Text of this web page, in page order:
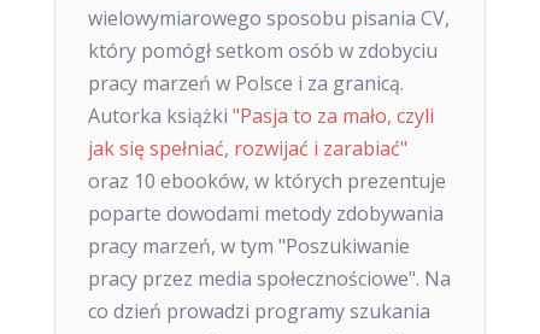
wielowymiarowego sposobu pisania CV,
który pomógł setkom osób w zdobyciu
pracy marzeń w Polsce i za granicą.
Autorka książki "Pasja to za mało, czyli
jak się spełniać, rozwijać i zarabiać"
oraz 10 ebooków, w których prezentuje
poparte dowodami metody zdobywania
pracy marzeń, w tym "Poszukiwanie
pracy przez media społecznościowe". Na
co dzień prowadzi programy szukania